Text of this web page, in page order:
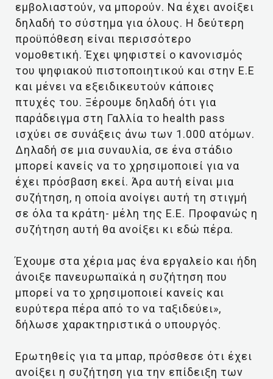
εμβολιαστούν, να μπορούν. Να έχει ανοίξει
δηλαδή το σύστημα για όλους. Η δεύτερη
προϋπόθεση είναι περισσότερο
νομοθετική. Έχει ψηφιστεί ο κανονισμός
του ψηφιακού πιστοποιητικού και στην Ε.Ε
και μένει να εξειδικευτούν κάποιες
πτυχές του. Ξέρουμε δηλαδή ότι για
παράδειγμα στη Γαλλία το health pass
ισχύει σε συνάξεις άνω των 1.000 ατόμων.
Δηλαδή σε μια συναυλία, σε ένα στάδιο
μπορεί κανείς να το χρησιμοποιεί για να
έχει πρόσβαση εκεί. Άρα αυτή είναι μια
συζήτηση, η οποία ανοίγει αυτή τη στιγμή
σε όλα τα κράτη- μέλη της Ε.Ε. Προφανώς η
συζήτηση αυτή θα ανοίξει κι εδώ πέρα.
Έχουμε στα χέρια μας ένα εργαλείο και ήδη
άνοιξε πανευρωπαϊκά η συζήτηση που
μπορεί να το χρησιμοποιεί κανείς και
ευρύτερα πέρα από το να ταξιδεύει»,
δήλωσε χαρακτηριστικά ο υπουργός.
Ερωτηθείς για τα μπαρ, πρόσθεσε ότι έχει
ανοίξει η συζήτηση για την επίδειξη των